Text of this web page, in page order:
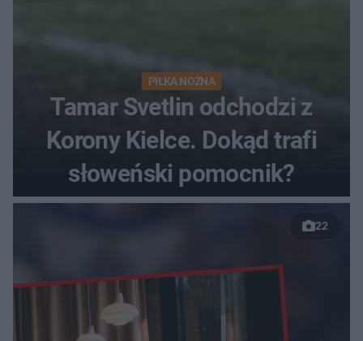
PIŁKA NOŻNA
Tamar Svetlin odchodzi z
Korony Kielce. Dokąd trafi
słoweński pomocnik?
22